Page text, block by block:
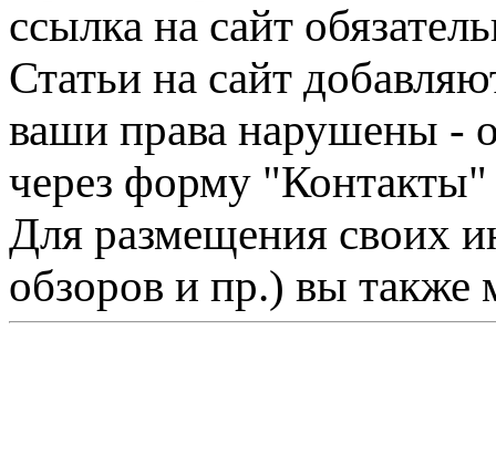
ссылка на сайт
Статьи на сайт
ваши права нарушены -
через форму "Контакты"
Для размещения своих
обзоров и пр.) вы также